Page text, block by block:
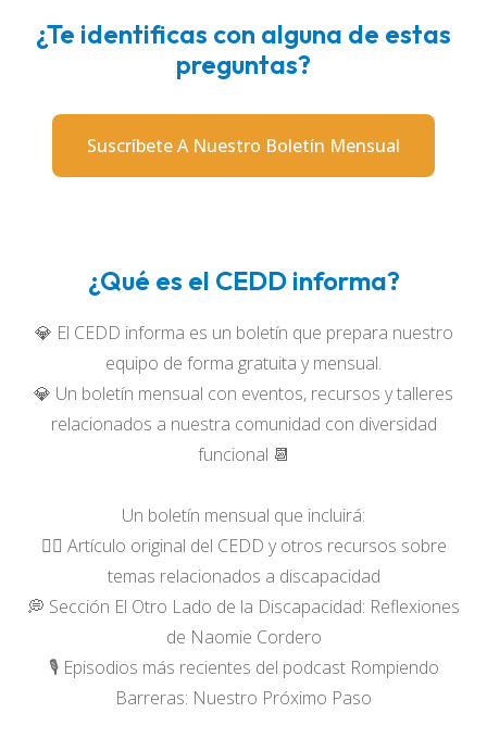
¿Te identificas con alguna de estas
preguntas?
Suscríbete A Nuestro Boletín Mensual
¿Qué es el CEDD informa?
💎 El CEDD informa es un boletín que prepara nuestro
equipo de forma gratuita y mensual.
💎 Un boletín mensual con eventos, recursos y talleres
relacionados a nuestra comunidad con diversidad
funcional 📆
Un boletín mensual que incluirá:
✍🏻 Artículo original del CEDD y otros recursos sobre
temas relacionados a discapacidad
💭 Sección El Otro Lado de la Discapacidad: Reflexiones
de Naomie Cordero
🎙 Episodios más recientes del podcast Rompiendo
Barreras: Nuestro Próximo Paso